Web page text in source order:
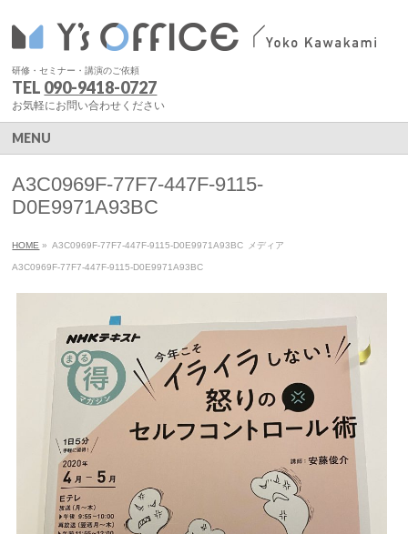
研修・セミナー・講演のご依頼
TEL 090-9418-0727
お気軽にお問い合わせください
MENU
A3C0969F-77F7-447F-9115-
D0E9971A93BC
HOME » A3C0969F-77F7-447F-9115-D0E9971A93BC メディア
A3C0969F-77F7-447F-9115-D0E9971A93BC